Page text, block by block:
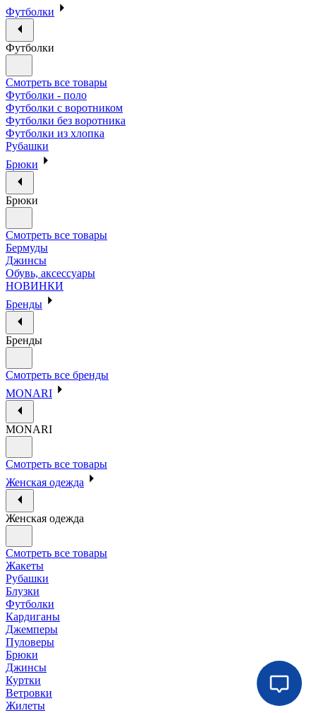
Футболки
Футболки
Смотреть все товары
Футболки - поло
Футболки с воротником
Футболки без воротника
Футболки из хлопка
Рубашки
Брюки
Брюки
Смотреть все товары
Бермуды
Джинсы
Обувь, аксессуары
НОВИНКИ
Бренды
Бренды
Смотреть все бренды
MONARI
MONARI
Смотреть все товары
Женская одежда
Женская одежда
Смотреть все товары
Жакеты
Рубашки
Блузки
Футболки
Кардиганы
Джемперы
Пуловеры
Брюки
Джинсы
Куртки
Ветровки
Жилеты